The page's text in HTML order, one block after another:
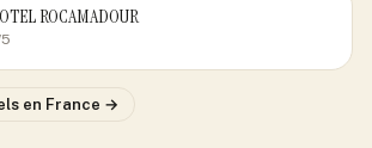
ROCAMADOUR
en France →